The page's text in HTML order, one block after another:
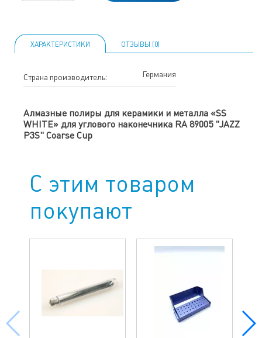
ХАРАКТЕРИСТИКИ ОТЗЫВЫ (0)
Страна производитель: Германия
Алмазные полиры для керамики и металла «SS
WHITE» для углового наконечника RA 89005 "JAZZ
P3S" Coarse Cup
С этим товаром
покупают